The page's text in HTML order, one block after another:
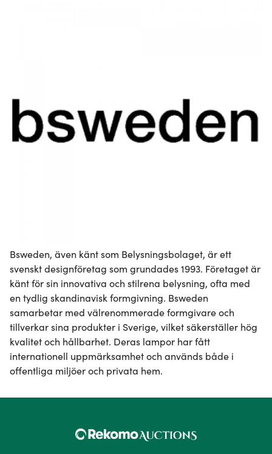
Bsweden, även känt som Belysningsbolaget, är ett
svenskt designföretag som grundades 1993. Företaget är
känt för sin innovativa och stilrena belysning, ofta med
en tydlig skandinavisk formgivning. Bsweden
samarbetar med välrenommerade formgivare och
tillverkar sina produkter i Sverige, vilket säkerställer hög
kvalitet och hållbarhet. Deras lampor har fått
internationell uppmärksamhet och används både i
offentliga miljöer och privata hem.